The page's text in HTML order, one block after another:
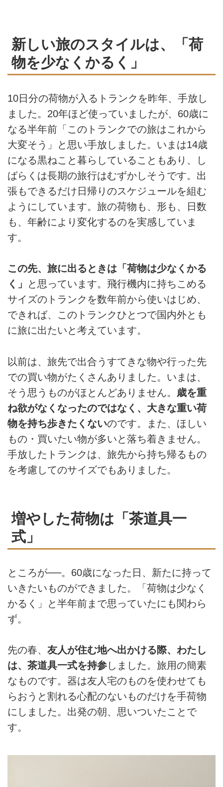
新しい旅のスタイルは、「荷
物を少なくかるく」
10日分の荷物が入るトランクを昨年、手放し
ました。20年ほど使っていましたが、60歳に
なる半年前「このトランクでの旅はこれから
大変そう」と思い手放しました。いまは14歳
になる黒ねこと暮らしていることもあり、し
ばらくは長期の旅行はむずかしそうです。出
張もできるだけ日帰りのスケジュールを組む
ようにしています。旅の荷物も、形も、日数
も、年齢により変化するのを実感していま
す。
この先、旅に出るときは「荷物は少なくかる
く」
と思っています。飛行機内に持ちこめる
サイズのトランクを数年前から使いはじめ、
できれば、このトランクひとつで国内外とも
に旅に出たいと考えています。
以前は、旅先で出合うすてきな物や行った先
での買い物がたくさんありました。いまは、
そう思うものがほとんどありません。 歳を重
ね欲がなくなったのではなく、大きな重い荷
物を持ち歩きたくないのです。また、ほしい
もの・買いたい物が多いと落ち着きません。
手放したトランクは、旅先から持ち帰るもの
を考慮してのサイズでもありました。
増やした荷物は「茶道具一
式」
ところが──。60歳になった日、新たに持って
いきたいものができました。「荷物は少なく
かるく」と半年前まで思っていたにも関わら
ず。
先の春、 友人が住む地へ出かける際、わたし
は、茶道具一式を持参しました。旅用の簡素
なものです。器は友人宅のものを使わせても
らおうと割れる心配のないものだけを手荷物
にしました。出発の朝、思いついたことで
す。